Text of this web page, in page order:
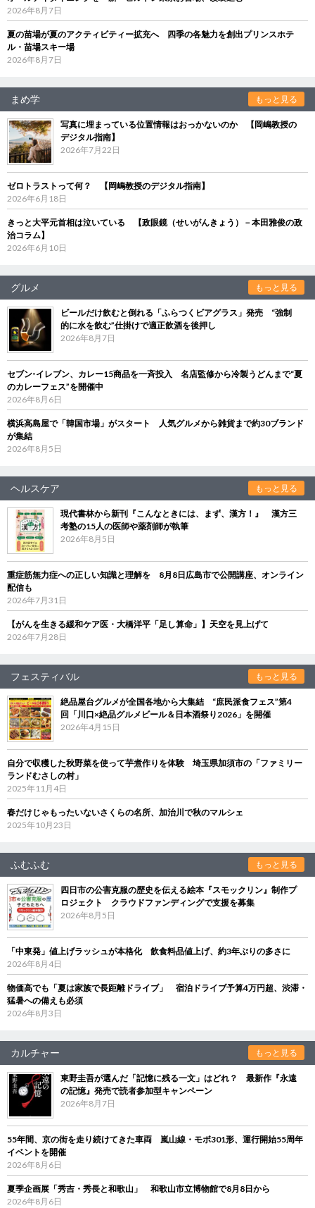
2026年8月7日
夏の苗場が夏のアクティビティー拡充へ 四季の各魅力を創出プリンスホテ
ル・苗場スキー場
2026年8月7日
まめ学 もっと見る
写真に埋まっている位置情報はおっかないのか 【岡嶋教授の
デジタル指南】
2026年7月22日
ゼロトラストって何？ 【岡嶋教授のデジタル指南】
2026年6月18日
きっと大平元首相は泣いている 【政眼鏡（せいがんきょう）－本田雅俊の政
治コラム】
2026年6月10日
グルメ もっと見る
ビールだけ飲むと倒れる「ふらつくビアグラス」発売 “強制
的に水を飲む”仕掛けで適正飲酒を後押し
2026年8月7日
セブン‐イレブン、カレー15商品を一斉投入 名店監修から冷製うどんまで“夏
のカレーフェス”を開催中
2026年8月6日
横浜高島屋で「韓国市場」がスタート 人気グルメから雑貨まで約30ブランド
が集結
2026年8月5日
ヘルスケア もっと見る
現代書林から新刊『こんなときには、まず、漢方！』 漢方三
考塾の15人の医師や薬剤師が執筆
2026年8月5日
重症筋無力症への正しい知識と理解を 8月8日広島市で公開講座、オンライン
配信も
2026年7月31日
【がんを生きる緩和ケア医・大橋洋平「足し算命」】天空を見上げて
2026年7月28日
フェスティバル もっと見る
絶品屋台グルメが全国各地から大集結 “庶民派食フェス”第4
回「川口×絶品グルメビール＆日本酒祭り2026」を開催
2026年4月15日
自分で収穫した秋野菜を使って芋煮作りを体験 埼玉県加須市の「ファミリー
ランドむさしの村」
2025年11月4日
春だけじゃもったいないさくらの名所、加治川で秋のマルシェ
2025年10月23日
ふむふむ もっと見る
四日市の公害克服の歴史を伝える絵本『スモックリン』制作プ
ロジェクト クラウドファンディングで支援を募集
2026年8月5日
「中東発」値上げラッシュが本格化 飲食料品値上げ、約3年ぶりの多さに
2026年8月4日
物価高でも「夏は家族で長距離ドライブ」 宿泊ドライブ予算4万円超、渋滞・
猛暑への備えも必須
2026年8月3日
カルチャー もっと見る
東野圭吾が選んだ「記憶に残る一文」はどれ？ 最新作『永遠
の記憶』発売で読者参加型キャンペーン
2026年8月7日
55年間、京の街を走り続けてきた車両 嵐山線・モボ301形、運行開始55周年
イベントを開催
2026年8月6日
夏季企画展「秀吉・秀長と和歌山」 和歌山市立博物館で8月8日から
2026年8月6日